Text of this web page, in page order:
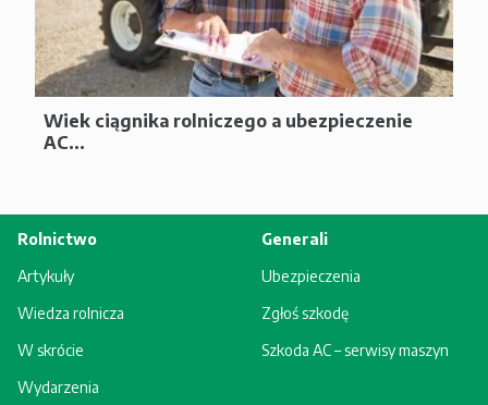
Wiek ciągnika rolniczego a ubezpieczenie
AC...
Rolnictwo
Artykuły
Wiedza rolnicza
W skrócie
Wydarzenia
Generali
Ubezpieczenia
Zgłoś szkodę
Szkoda AC – serwisy maszyn